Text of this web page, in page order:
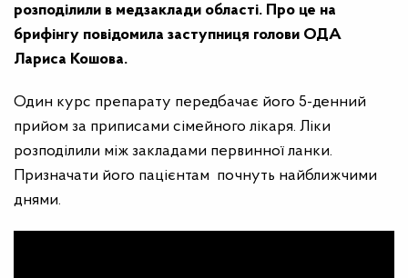
розподілили в медзаклади області. Про це на
брифінгу повідомила заступниця голови ОДА
Лариса Кошова.
Один курс препарату передбачає його 5-денний
прийом за приписами сімейного лікаря. Ліки
розподілили між закладами первинної ланки.
Призначати його пацієнтам почнуть найближчими
днями.